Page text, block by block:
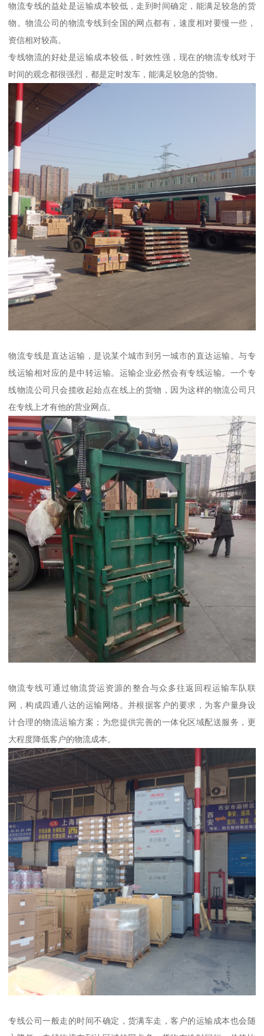
物流专线的益处是运输成本较低，走到时间确定，能满足较急的货
物。物流公司的物流专线到全国的网点都有，速度相对要慢一些，
资信相对较高。
专线物流的好处是运输成本较低，时效性强，现在的物流专线对于
时间的观念都很强烈，都是定时发车，能满足较急的货物。
物流专线是直达运输，是说某个城市到另一城市的直达运输。与专
线运输相对应的是中转运输。运输企业必然会有专线运输。一个专
线物流公司只会揽收起始点在线上的货物，因为这样的物流公司只
在专线上才有他的营业网点。
物流专线可通过物流货运资源的整合与众多往返回程运输车队联
网，构成四通八达的运输网络。并根据客户的要求，为客户量身设
计合理的物流运输方案；为您提供完善的一体化区域配送服务，更
大程度降低客户的物流成本。
专线公司一般走的时间不确定，货满车走，客户的运输成本也会随